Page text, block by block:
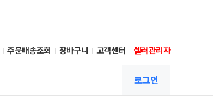
주문배송조회 장바구니 고객센터 셀러관리자
로그인